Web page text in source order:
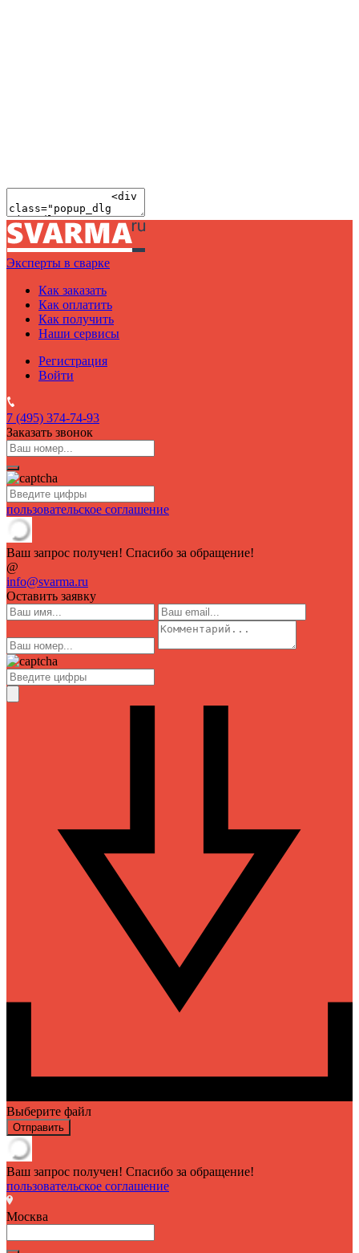
Эксперты в сварке
Как заказать
Как оплатить
Как получить
Наши сервисы
Регистрация
Войти
7 (495) 374-74-93
Заказать звонок
пользовательское соглашение
Ваш запрос получен! Спасибо за обращение!
@
info@svarma.ru
Оставить заявку
Выберите файл
Отправить
Ваш запрос получен! Спасибо за обращение!
пользовательское соглашение
Москва